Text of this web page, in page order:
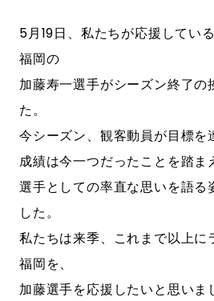
5月19日、私たちが応援してい
福岡の
加藤寿一選手がシーズン終了の
た。
今シーズン、観客動員が目標を
成績は今一つだったことを踏ま
選手としての率直な思いを語る
した。
私たちは来季、これまで以上に
福岡を、
加藤選手を応援したいと思いま